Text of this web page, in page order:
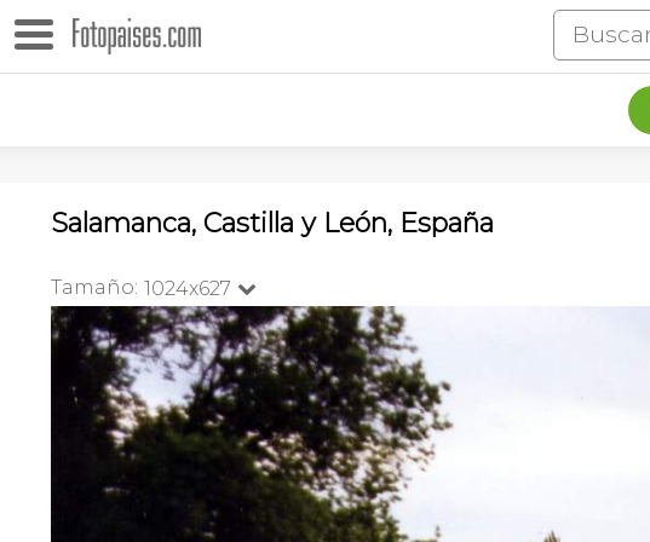
Salamanca, Castilla y León, España
Tamaño: 1024x627 